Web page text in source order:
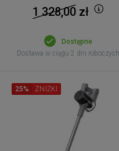
1 328,00zł
Dostępne
Dostawa w ciągu 2 dni roboczych
25% ZNIŻKI